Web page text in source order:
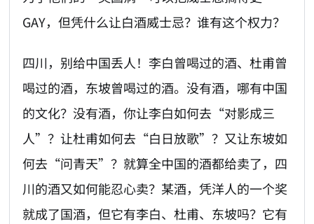
GAY，但凭什么让白酒威士忌？谁有这个权力？
四川，别给中国丢人！李白曾喝过的酒、杜甫曾
喝过的酒，东坡曾喝过的酒。没有酒，哪有中国
的文化？没有酒，你让李白如何去“对影成三
人”？让杜甫如何去“白日放歌”？又让东坡如
何去“问青天”？就算全中国的酒都给卖了，四
川的酒又如何能忍心卖？某酒，凭洋人的一个奖
就成了国酒，但它有李白、杜甫、东坡吗？它有